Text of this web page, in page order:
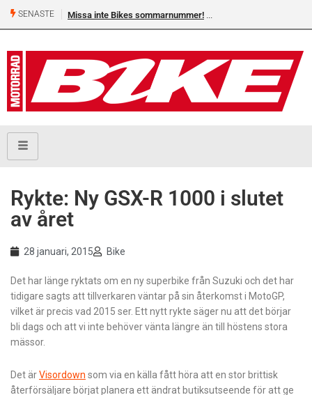
SENASTE Missa inte Bikes sommarnummer!
Rykte: Ny GSX-R 1000 i slutet
av året
28 januari, 2015 Bike
Det har länge ryktats om en ny superbike från Suzuki och det har
tidigare sagts att tillverkaren väntar på sin återkomst i MotoGP,
vilket är precis vad 2015 ser. Ett nytt rykte säger nu att det börjar
bli dags och att vi inte behöver vänta längre än till höstens stora
mässor.
Det ärVisordown som via en källa fått höra att en stor brittisk
återförsäljare börjat planera ett ändrat butiksutseende för att ge